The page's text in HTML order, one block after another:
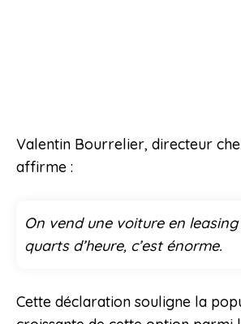
Valentin Bourrelier, directeur
affirme :
On vend une voiture en
quarts d’heure, c’est énorme.
Cette déclaration souligne la